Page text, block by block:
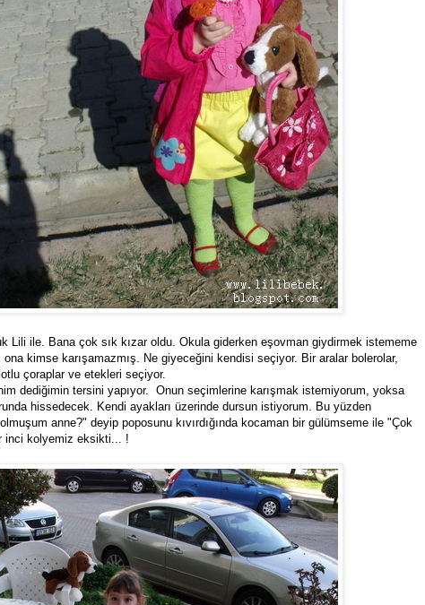
Lili ile. Bana çok sık kızar oldu. Okula giderken eşovman giydirmek istememe
kimse karışamazmış. Ne giyeceğini kendisi seçiyor. Bir aralar bolerolar,
çoraplar ve etekleri seçiyor.
dediğimin tersini yapıyor. Onun seçimlerine karışmak istemiyorum, yoksa
hissedecek. Kendi ayakları üzerinde dursun istiyorum. Bu yüzden
anne?" deyip poposunu kıvırdığında kocaman bir gülümseme ile "Çok
inci kolyemiz eksikti... !